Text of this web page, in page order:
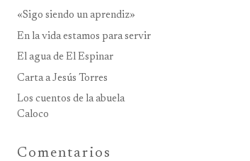
«Sigo siendo un aprendiz»
En la vida estamos para servir
El agua de El Espinar
Carta a Jesús Torres
Los cuentos de la abuela
Caloco
Comentarios